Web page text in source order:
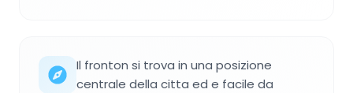
Il fronton si trova in una posizione
centrale della citta ed e facile da